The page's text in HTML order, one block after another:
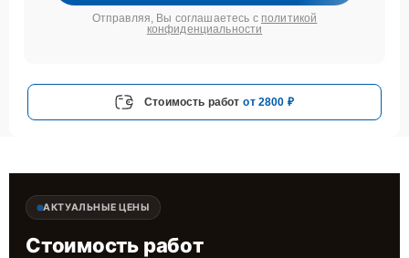
Отправляя, Вы соглашаетесь с политикой
конфиденциальности
Стоимость работ от 2800 ₽
АКТУАЛЬНЫЕ ЦЕНЫ
Стоимость работ